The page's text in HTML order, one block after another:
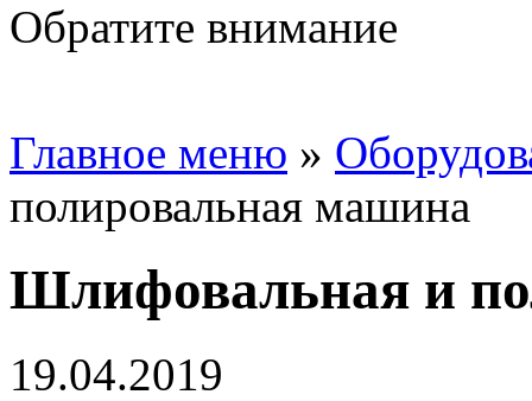
Обратите внимание
Главное меню »
полировальная машина
Шлифовальная и
19.04.2019